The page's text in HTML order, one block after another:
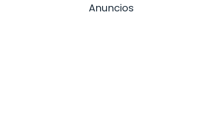
Anuncios